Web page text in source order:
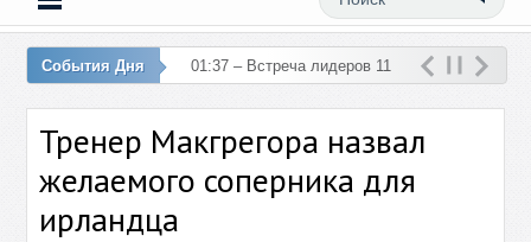
События Дня 01:37 – Встреча лидеров 11
из-за теракта в
Тренер Макгрегора назвал
желаемого соперника для
ирландца